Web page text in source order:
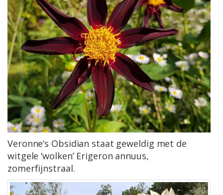
Veronne’s Obsidian staat geweldig met de
witgele ‘wolken’ Erigeron annuus,
zomerfijnstraal.